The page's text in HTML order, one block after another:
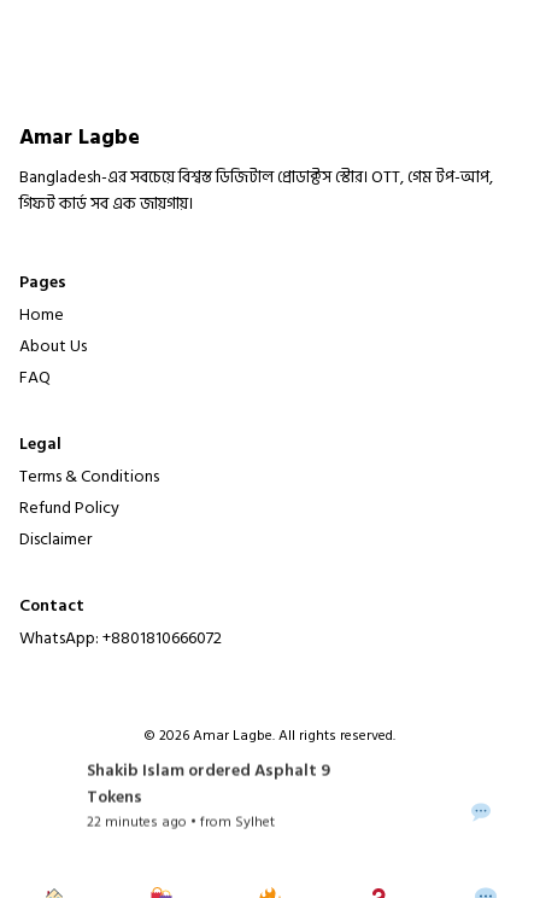
Amar Lagbe
Bangladesh-এর সবচেয়ে বিশ্বস্ত ডিজিটাল প্রোডাক্টস স্টোর। OTT, গেম টপ-আপ,
গিফট কার্ড সব এক জায়গায়।
Pages
Home
About Us
FAQ
Legal
Terms & Conditions
Refund Policy
Disclaimer
Contact
WhatsApp:+8801810666072
© 2026 Amar Lagbe. All rights reserved.
Shakib Islam ordered Asphalt 9
Tokens
22 minutes ago • from Sylhet